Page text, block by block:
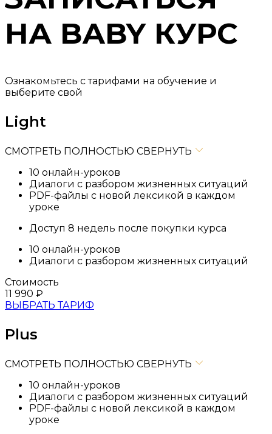
НА BABY КУРС
Ознакомьтесь с тарифами на обучение и
выберите свой
Light
СМОТРЕТЬ ПОЛНОСТЬЮ СВЕРНУТЬ
10 онлайн-уроков
Диалоги с разбором жизненных ситуаций
PDF-файлы с новой лексикой в каждом
уроке
Доступ 8 недель после покупки курса
10 онлайн-уроков
Диалоги с разбором жизненных ситуаций
Стоимость
11 990 ₽
ВЫБРАТЬ ТАРИФ
Plus
СМОТРЕТЬ ПОЛНОСТЬЮ СВЕРНУТЬ
10 онлайн-уроков
Диалоги с разбором жизненных ситуаций
PDF-файлы с новой лексикой в каждом
уроке